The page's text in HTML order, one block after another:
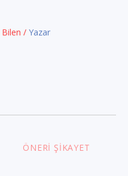
Bilen /Yazar
ÖNERI ŞIKAYET